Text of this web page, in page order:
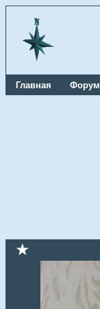
Главная Форум
★